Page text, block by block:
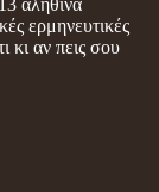
ερμηνευτικές
κι αν πεις σου